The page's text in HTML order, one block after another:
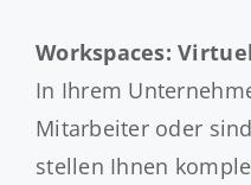
Workspaces:
In Ihrem
Mitarbeiter oder
stellen Ihnen